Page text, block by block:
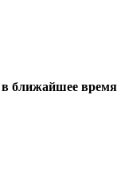
ближайшее время